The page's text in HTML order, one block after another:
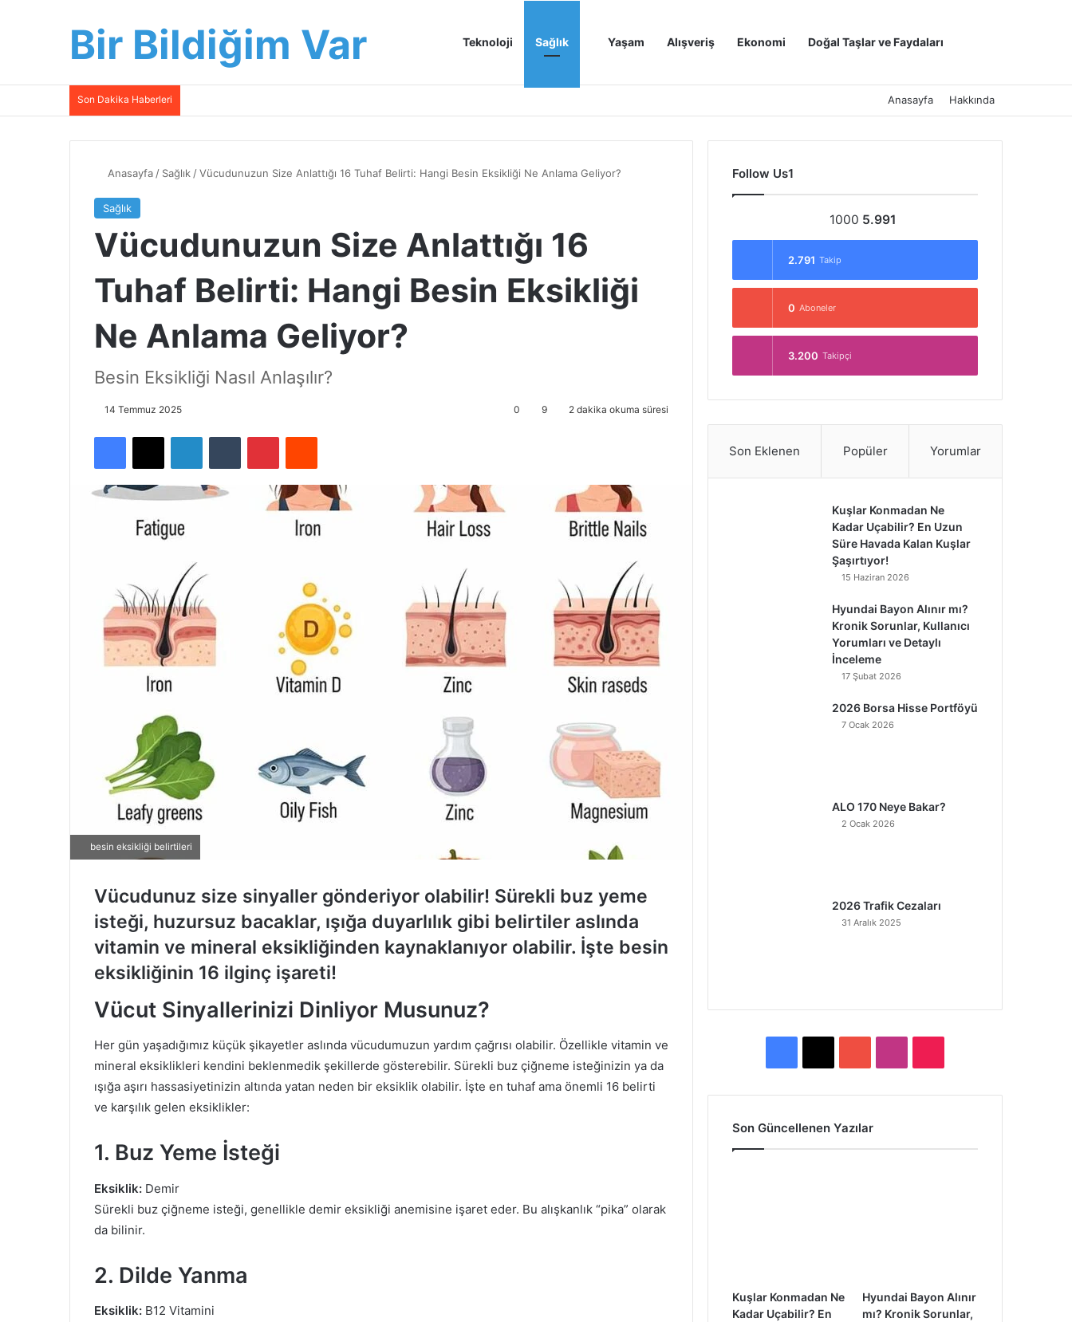
Bir Bildiğim Var Anasayfa
Teknoloji Sağlık Yaşam Alışveriş Ekonomi Doğal Taşlar ve Faydaları
Son Dakika Haberleri Anasayfa Hakkında
Anasayfa / Sağlık /Vücudunuzun Size Anlattığı 16 Tuhaf Belirti: Hangi Besin Eksikliği Ne Anlama Geliyor?
Sağlık
Vücudunuzun Size Anlattığı 16
Tuhaf Belirti: Hangi Besin Eksikliği
Ne Anlama Geliyor?
Besin Eksikliği Nasıl Anlaşılır?
14 Temmuz 2025 0 9 2 dakika okuma süresi
besin eksikliği belirtileri
Vücudunuz size sinyaller gönderiyor olabilir! Sürekli buz yeme
isteği, huzursuz bacaklar, ışığa duyarlılık gibi belirtiler aslında
vitamin ve mineral eksikliğinden kaynaklanıyor olabilir. İşte besin
eksikliğinin 16 ilginç işareti!
Vücut Sinyallerinizi Dinliyor Musunuz?
Her gün yaşadığımız küçük şikayetler aslında vücudumuzun yardım çağrısı olabilir. Özellikle vitamin ve
mineral eksiklikleri kendini beklenmedik şekillerde gösterebilir. Sürekli buz çiğneme isteğinizin ya da
ışığa aşırı hassasiyetinizin altında yatan neden bir eksiklik olabilir. İşte en tuhaf ama önemli 16 belirti
ve karşılık gelen eksiklikler:
1. Buz Yeme İsteği
Eksiklik: Demir
Sürekli buz çiğneme isteği, genellikle demir eksikliği anemisine işaret eder. Bu alışkanlık “pika” olarak
da bilinir.
2. Dilde Yanma
Eksiklik: B12 Vitamini
Follow Us1
1000 5.991
2.791 Takip
0 Aboneler
3.200 Takipçi
Son Eklenen Popüler Yorumlar
Kuşlar Konmadan Ne
Kadar Uçabilir? En Uzun
Süre Havada Kalan Kuşlar
Şaşırtıyor!
15 Haziran 2026
Hyundai Bayon Alınır mı?
Kronik Sorunlar, Kullanıcı
Yorumları ve Detaylı
İnceleme
17 Şubat 2026
2026 Borsa Hisse Portföyü
7 Ocak 2026
ALO 170 Neye Bakar?
2 Ocak 2026
2026 Trafik Cezaları
31 Aralık 2025
e
T
t
T
Son Güncellenen Yazılar
Kuşlar Konmadan Ne
Kadar Uçabilir? En
Hyundai Bayon Alınır
mı? Kronik Sorunlar,